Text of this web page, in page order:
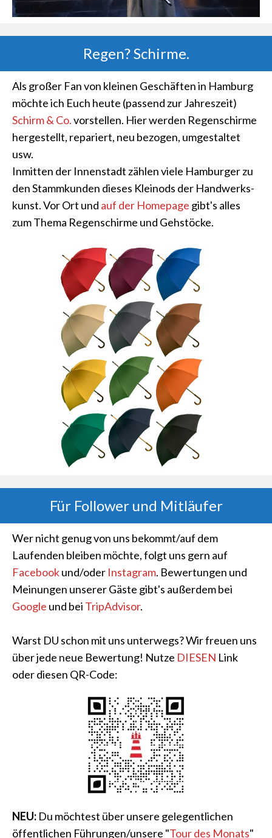
Regen? Schirme.
Als großer Fan von kleinen Geschäften in Hamburg
möchte ich Euch heute (passend zur Jahreszeit)
Schirm & Co.vorstellen. Hier werden Regenschirme
hergestellt, repariert, neu bezogen, umgestaltet
usw.
Inmitten der Innenstadt zählen viele Hamburger zu
den Stammkunden dieses Kleinods der Handwerks-
kunst. Vor Ort und auf der Homepage gibt's alles
zum Thema Regenschirme und Gehstöcke.
Für Follower und Mitläufer
Wer nicht genug von uns bekommt/auf dem
Laufenden bleiben möchte, folgt uns gern auf
Facebookund/oder Instagram. Bewertungen und
Meinungen unserer Gäste gibt's außerdem bei
Google und bei TripAdvisor.
Warst DU schon mit uns unterwegs? Wir freuen uns
über jede neue Bewertung! Nutze DIESEN Link
oder diesen QR-Code:
NEU: Du möchtest über unsere gelegentlichen
öffentlichen Führungen/unsere "Tour des Monats"